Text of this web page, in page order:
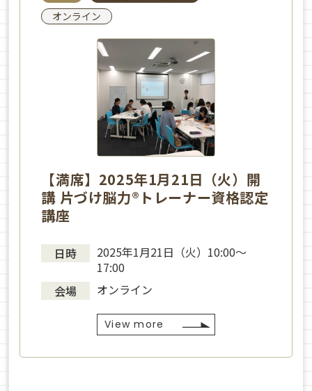
オンライン
【満席】2025年1月21日（火）開
講 片づけ脳力®トレーナー資格認定
講座
日時
2025年1月21日（火）10:00～
17:00
会場
オンライン
View more